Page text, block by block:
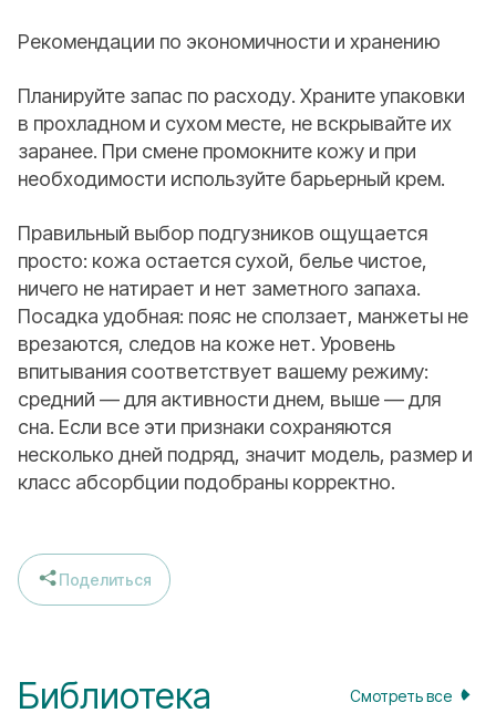
Рекомендации по экономичности и хранению
Планируйте запас по расходу. Храните упаковки
в прохладном и сухом месте, не вскрывайте их
заранее. При смене промокните кожу и при
необходимости используйте барьерный крем.
Правильный выбор подгузников ощущается
просто: кожа остается сухой, белье чистое,
ничего не натирает и нет заметного запаха.
Посадка удобная: пояс не сползает, манжеты не
врезаются, следов на коже нет. Уровень
впитывания соответствует вашему режиму:
средний — для активности днем, выше — для
сна. Если все эти признаки сохраняются
несколько дней подряд, значит модель, размер и
класс абсорбции подобраны корректно.
Поделиться
Библиотека Смотреть все